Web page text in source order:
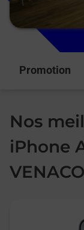
Promotion
Nos
iPhone
VENACO